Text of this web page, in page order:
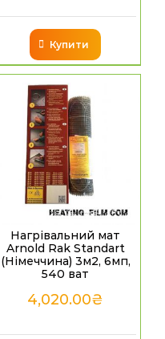
Купити
Нагрівальний мат
Arnold Rak Standart
(Німеччина) 3м2, 6мп,
540 ват
4,020.00₴